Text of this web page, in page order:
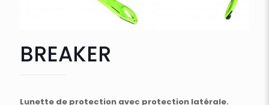
BREAKER
Lunette de protection avec protection latérale.